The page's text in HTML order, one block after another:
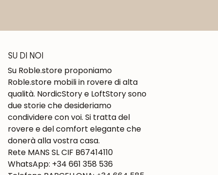
SU DI NOI
Su Roble.store proponiamo
Roble.store mobili in rovere di alta
qualità. NordicStory e LoftStory sono
due storie che desideriamo
condividere con voi. Si tratta del
rovere e del comfort elegante che
donerà alla vostra casa.
Rete MANS SL CIF B67414110
WhatsApp: +34 661 358 536